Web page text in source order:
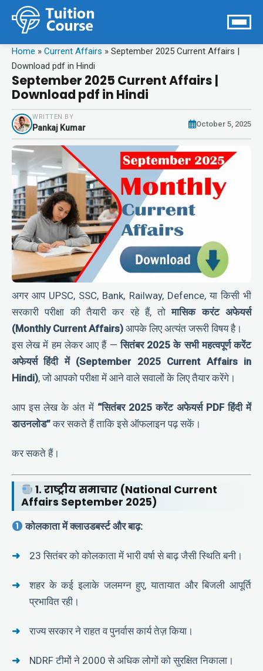
Home » Current Affairs » September 2025 Current Affairs |
Download pdf in Hindi
September 2025 Current Affairs |
Download pdf in Hindi
WRITTEN BY
Pankaj Kumar October 5, 2025
अगर आप UPSC, SSC, Bank, Railway, Defence, या किसी भी
सरकारी परीक्षा की तैयारी कर रहे हैं, तोमासिक करंट अफेयर्स
(Monthly Current Affairs) आपके लिए अत्यंत जरूरी विषय है।
इस लेख में हम लेकर आए हैं —सितंबर 2025 के सभी महत्वपूर्ण करेंट
अफेयर्स हिंदी में (September 2025 Current Affairs in
Hindi), जो आपको परीक्षा में आने वाले सवालों के लिए तैयार करेंगे।
आप इस लेख के अंत में “सितंबर 2025 करेंट अफेयर्स PDF हिंदी में
डाउनलोड”कर सकते हैं ताकि इसे ऑफलाइन पढ़ सकें।
कर सकते हैं।
1. राष्ट्रीय समाचार (National Current
Affairs September 2025)
कोलकाता में क्लाउडबर्स्ट और बाढ़:
23 सितंबर को कोलकाता में भारी वर्षा से बाढ़ जैसी स्थिति बनी।
शहर के कई इलाके जलमग्न हुए, यातायात और बिजली आपूर्ति
प्रभावित रही।
राज्य सरकार ने राहत व पुनर्वास कार्य तेज़ किया।
NDRF टीमों ने 2000 से अधिक लोगों को सुरक्षित निकाला।